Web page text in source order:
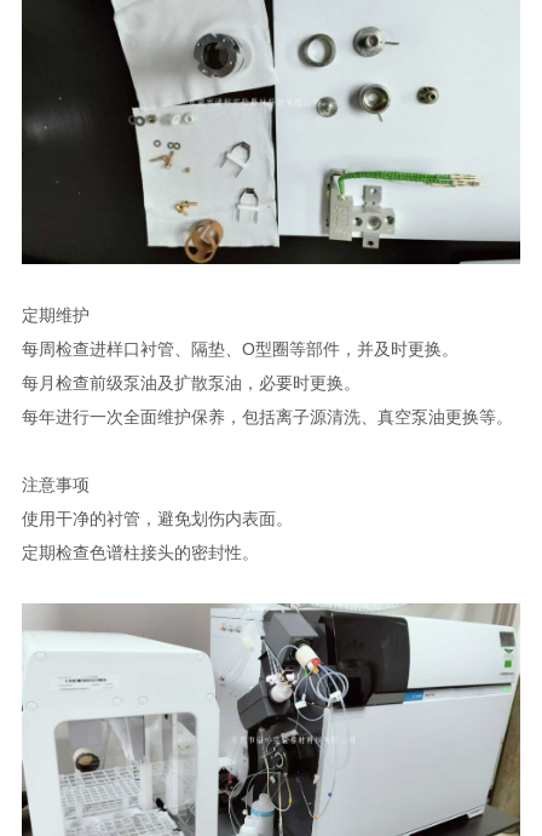
定期维护
每周检查进样口衬管、隔垫、O型圈等部件，并及时更换。
每月检查前级泵油及扩散泵油，必要时更换。
每年进行一次全面维护保养，包括离子源清洗、真空泵油更换等。
注意事项
使用干净的衬管，避免划伤内表面。
定期检查色谱柱接头的密封性。